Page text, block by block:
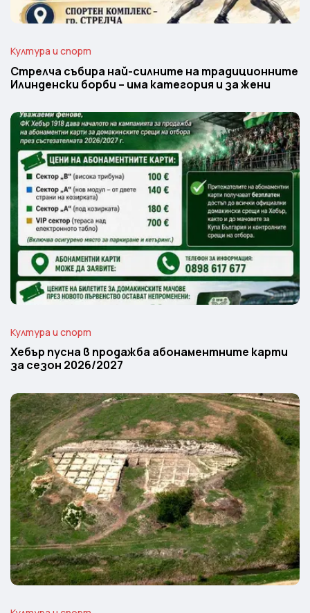
Култура и спорт
Стрелча събира най-силните на традиционните
Илинденски борби – има категория и за жени
Култура и спорт
Хебър пусна в продажба абонаментните карти
за сезон 2026/2027